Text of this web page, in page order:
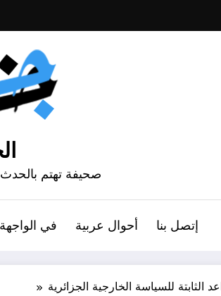
صحيفة تهتم بالحدث
إتصل بنا أحوال عربية في الواجهة
الثابتة للسياسة الخارجية الجزائرية